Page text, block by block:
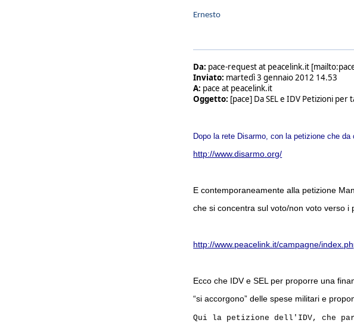
Ernesto
Da: pace-request at peacelink.it
Inviato: martedì 3 gennaio 2012 14.53
A: pace at peacelink.it
Oggetto: [pace] Da SEL e IDV Petizioni
Dopo la rete Disarmo, con la petizione che
http://www.disarmo.org/
E contemporaneamente alla petizione
che si concentra sul voto/non voto verso i
http://www.peacelink.it/campagne/
Ecco che IDV e SEL per proporre una
“si accorgono” delle spese militari e
Qui la petizione dell'IDV, che